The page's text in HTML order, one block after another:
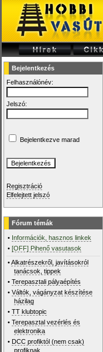
Bejelentkezés
Felhasználónév:
Jelszó:
Bejelentkezve marad
Regisztráció
Elfelejtett jelszó
Fórum témák
• Információk, hasznos linkek
•[OFF] Pihenő vasutasok
•Alkatrészekről, javításokról
tanácsok, tippek
•Terepasztali pályaépítés
•Váltók, vágányzat készítése
házilag
•TT klubtopic
•Terepasztal vezérlés és
elektronika
• DCC profiktól (nem csak)
profiknak